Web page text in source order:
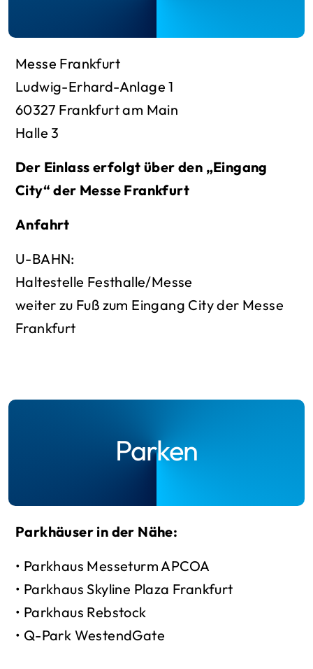
Messe Frankfurt
Ludwig-Erhard-Anlage 1
60327 Frankfurt am Main
Halle 3
Der Einlass erfolgt über den „Eingang
City“ der Messe Frankfurt
Anfahrt
U-BAHN:
Haltestelle Festhalle/Messe
weiter zu Fuß zum Eingang City der Messe
Frankfurt
Parkhäuser in der Nähe:
• Parkhaus Messeturm APCOA
• Parkhaus Skyline Plaza Frankfurt
• Parkhaus Rebstock
• Q-Park WestendGate
Parken